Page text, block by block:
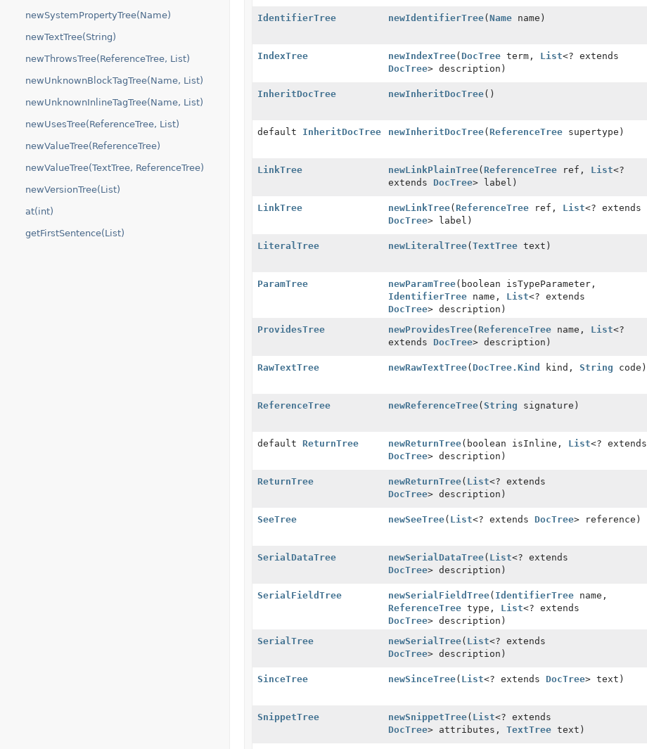
newSystemPropertyTree(Name)
newTextTree(String)
newThrowsTree(ReferenceTree, List)
newUnknownBlockTagTree(Name, List)
newUnknownInlineTagTree(Name, List)
newUsesTree(ReferenceTree, List)
newValueTree(ReferenceTree)
newValueTree(TextTree, ReferenceTree)
newVersionTree(List)
at(int)
getFirstSentence(List)
IdentifierTree newIdentifierTree( Namename)
IndexTree newIndexTree( DocTreeterm, List<? extends
DocTree> description)
InheritDocTree newInheritDocTree()
default InheritDocTree newInheritDocTree( ReferenceTreesupertype)
LinkTree newLinkPlainTree( ReferenceTreeref, List<?
extends DocTree> label)
LinkTree newLinkTree( ReferenceTreeref, List<? extends
DocTree> label)
LiteralTree newLiteralTree( TextTreetext)
ParamTree newParamTree(boolean isTypeParameter,
IdentifierTreename, List<? extends
DocTree> description)
ProvidesTree newProvidesTree( ReferenceTreename, List<?
extends DocTree> description)
RawTextTree newRawTextTree( DocTree.Kind kind, String code)
ReferenceTree newReferenceTree( String signature)
default ReturnTree newReturnTree(boolean isInline, List<? extends
DocTree> description)
ReturnTree newReturnTree( List<? extends
DocTree> description)
SeeTree newSeeTree( List<? extends DocTree> reference)
SerialDataTree newSerialDataTree( List<? extends
DocTree> description)
SerialFieldTree newSerialFieldTree( IdentifierTreename,
ReferenceTreetype, List<? extends
DocTree> description)
SerialTree newSerialTree( List<? extends
DocTree> description)
SinceTree newSinceTree( List<? extends DocTree> text)
SnippetTree newSnippetTree( List<? extends
DocTree> attributes, TextTreetext)